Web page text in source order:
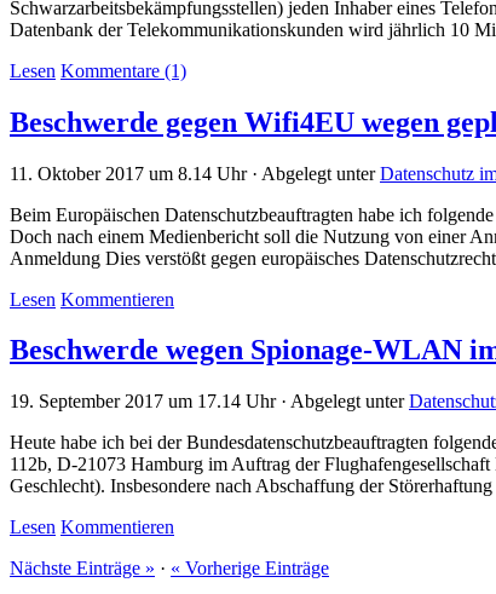
Schwarzarbeitsbekämpfungsstellen) jeden Inhaber eines
Datenbank der Telekommunikationskunden wird jährlich 10
Lesen Kommentare (1)
Beschwerde gegen Wifi4EU wegen
11. Oktober 2017 um 8.14 Uhr · Abgelegt unterDatenschutz
Beim Europäischen Datenschutzbeauftragten habe ich
Doch nach einem Medienbericht soll die Nutzung von einer
Anmeldung Dies verstößt gegen europäisches
Lesen Kommentieren
Beschwerde wegen Spionage-WLAN
19. September 2017 um 17.14 Uhr · Abgelegt unter
Heute habe ich bei der Bundesdatenschutzbeauftragten
112b, D-21073 Hamburg im Auftrag der
Geschlecht). Insbesondere nach Abschaffung der
Lesen Kommentieren
Nächste Einträge » · « Vorherige Einträge